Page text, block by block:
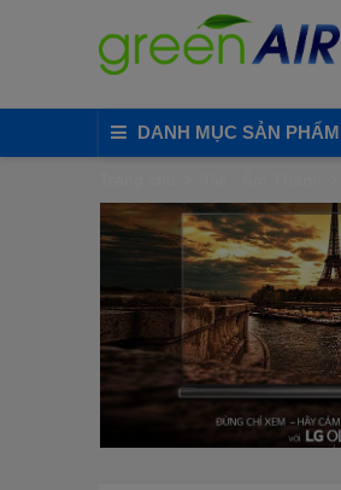
DANH MỤC SẢN PHẨM